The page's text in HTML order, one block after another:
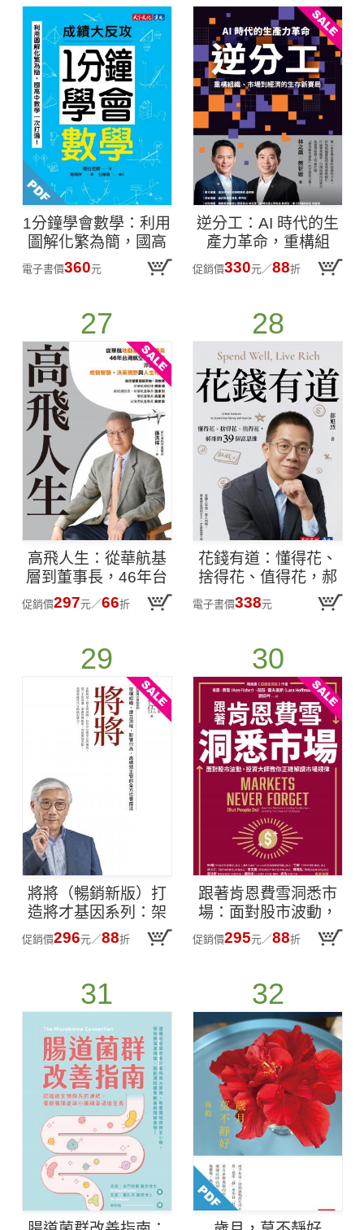
1分鐘學會數學：利用
圖解化繁為簡，國高
中數學一次打通！成
績大反攻(PDF)
電子書價360元
逆分工：AI 時代的生
產力革命，重構組
織、市場到經濟的生
存新賽局
促銷價330元／88折
27
高飛人生：從華航基
層到董事長，46年台
灣航空實戰經驗，淬
鍊出的經營智慧、決
促銷價297元／66折
28
花錢有道：懂得花、
捨得花、值得花，郝
哥的39個富思維【電
子書獨家收錄導讀音
電子書價338元
29
將將（暢銷新版）打
造將才基因系列：架
構組織，建立流程，
影響行為，高績效主
促銷價296元／88折
30
跟著肯恩費雪洞悉市
場：面對股市波動，
投資大師教你正確解
讀市場規律
促銷價295元／88折
31 32